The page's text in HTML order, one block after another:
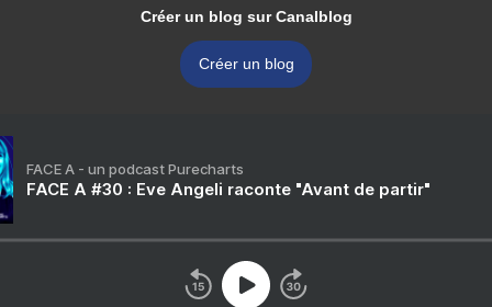
Créer un blog sur Canalblog
Créer un blog
FACE A - un podcast Purecharts
FACE A #30 : Eve Angeli raconte "Avant de partir"